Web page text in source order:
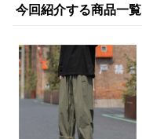
今回紹介する商品一覧